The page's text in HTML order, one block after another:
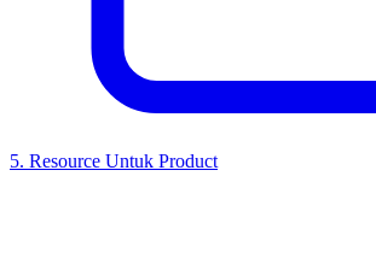
5. Resource Untuk Product